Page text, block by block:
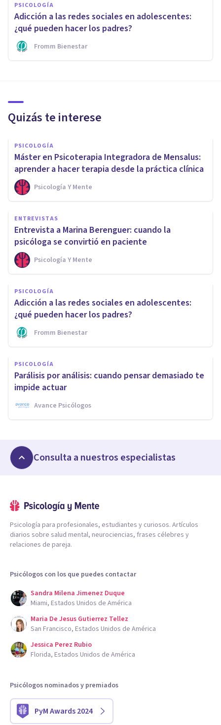
PSICOLOGÍA
Adicción a las redes sociales en adolescentes:
¿qué pueden hacer los padres?
Fromm Bienestar
Quizás te interese
PSICOLOGÍA
Máster en Psicoterapia Integradora de Mensalus:
aprender a hacer terapia desde la práctica clínica
Psicología Y Mente
ENTREVISTAS
Entrevista a Marina Berenguer: cuando la
psicóloga se convirtió en paciente
Psicología Y Mente
PSICOLOGÍA
Adicción a las redes sociales en adolescentes:
¿qué pueden hacer los padres?
Fromm Bienestar
PSICOLOGÍA
Parálisis por análisis: cuando pensar demasiado te
impide actuar
Avance Psicólogos
Consulta a nuestros especialistas
Psicología para profesionales, estudiantes y curiosos. Artículos
diarios sobre salud mental, neurociencias, frases célebres y
relaciones de pareja.
Psicólogos con los que puedes contactar
Sandra Milena Jimenez Duque
Miami, Estados Unidos de América
Maria De Jesus Gutierrez Tellez
San Francisco, Estados Unidos de América
Jessica Perez Rubio
Florida, Estados Unidos de América
Psicólogos nominados y premiados
PyM Awards 2024